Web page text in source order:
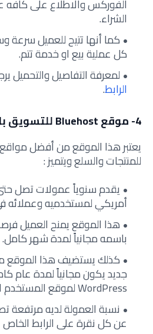
الفوركس والاطلاع على كافه
الشراء.
كما أنها تتيح للعميل
كل عملية بيع او خدمة تتم.
لمعرفة التفاصيل والتحميل
الرابط.
4- موقع Bluehost للتسويق بالعمولة
يعتبر هذا الموقع من أفضل مواقع
للمنتجات والسلع ويتميز :
أمريكي لمستخدميه وعملائه
هذا الموقع يمنح العميل
باسمه مجانياً لمدة شهر كامل.
كذلك يستضيف هذا
جديد يكون مجانياً لمدة عام
WordPress لموقع المستخدم العميل.
عن كل نقرة على الرابط الخاص